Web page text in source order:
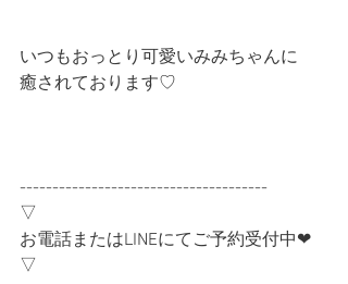
いつもおっとり可愛いみみちゃんに
癒されております♡
--------------------------------------
▽
お電話またはLINEにてご予約受付中❤︎
▽